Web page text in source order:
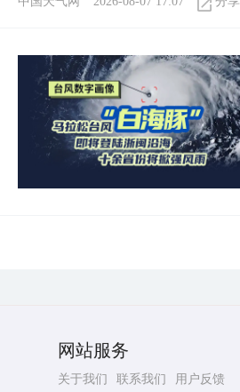
网站服务
关于我们 联系我们
用户反馈